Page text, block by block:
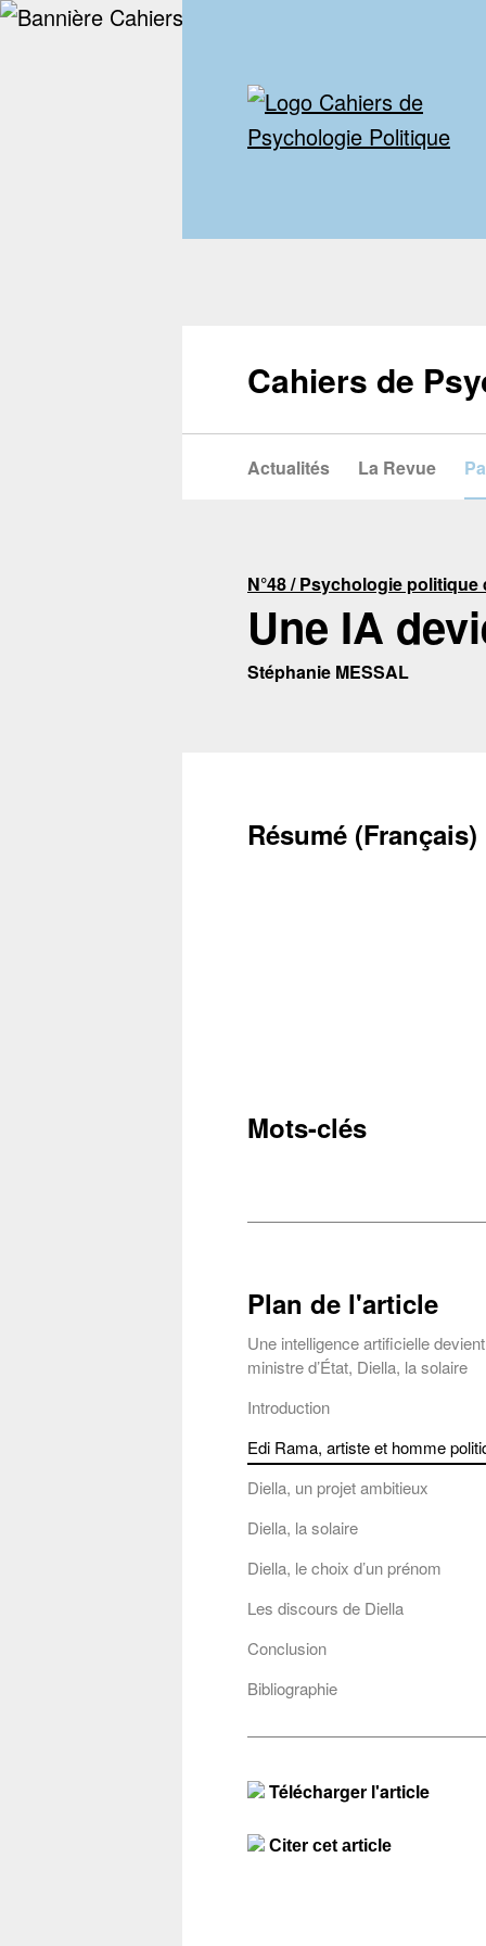
Cahiers de
Actualités La Revue
N°48 / Psychologie
Une IA
Stéphanie MESSAL
Résumé (Français)
Mots-clés
Plan de l'article
Une intelligence artificielle devient
ministre d’État, Diella, la solaire
Introduction
Edi Rama, artiste et homme
Diella, un projet ambitieux
Diella, la solaire
Diella, le choix d’un prénom
Les discours de Diella
Conclusion
Bibliographie
Télécharger l'article
Citer cet article